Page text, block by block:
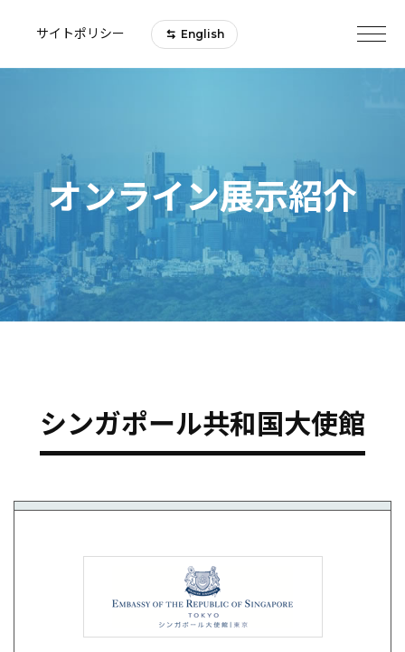
サイトポリシー English
オンライン展示紹介
シンガポール共和国大使館